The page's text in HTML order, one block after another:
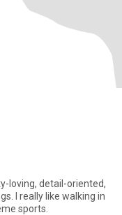
loving, detail-oriented,
I really like walking in
sports.